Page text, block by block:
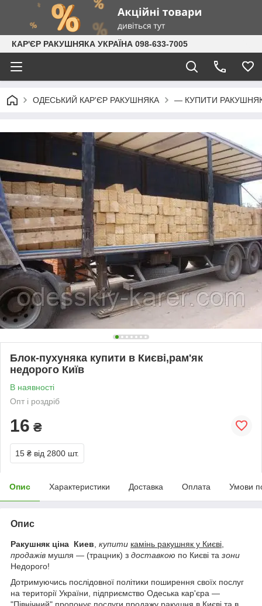
КАР'ЄР РАКУШНЯКА УКРАЇНА 098-633-7005
ОДЕСЬКИЙ КАР'ЄР РАКУШНЯКА — КУПИТИ РАКУШНЯК
Блок-пухуняка купити в Києві,рам'як
недорого Київ
В наявності
Опт і роздріб
16 ₴
15 ₴ від 2800 шт.
Опис Характеристики Доставка Оплата Умови
Опис
Ракушняк ціна Киев купити камінь ракушняк у Києві
продажів мушля — (трацник) з доставкою по Києві та зони
Недорого!
Дотримуючись послідовної політики поширення своїх послуг
на території України, підприємство Одеська кар'єра —
"Північний" пропонує послуги продажу ракушня в Києві та в